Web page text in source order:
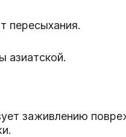
пересыхания.
азиатской.
заживлению